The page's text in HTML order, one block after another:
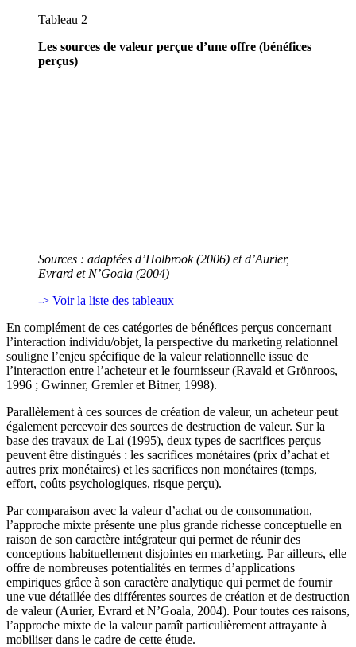
Tableau 2
Les sources de valeur perçue d’une offre (bénéfices
perçus)
Sources : adaptées d’Holbrook (2006) et d’Aurier,
Evrard et N’Goala (2004)
-> Voir la liste des tableaux
En complément de ces catégories de bénéfices perçus concernant
l’interaction individu/objet, la perspective du marketing relationnel
souligne l’enjeu spécifique de la valeur relationnelle issue de
l’interaction entre l’acheteur et le fournisseur (Ravald et Grönroos,
1996 ; Gwinner, Gremler et Bitner, 1998).
Parallèlement à ces sources de création de valeur, un acheteur peut
également percevoir des sources de destruction de valeur. Sur la
base des travaux de Lai (1995), deux types de sacrifices perçus
peuvent être distingués : les sacrifices monétaires (prix d’achat et
autres prix monétaires) et les sacrifices non monétaires (temps,
effort, coûts psychologiques, risque perçu).
Par comparaison avec la valeur d’achat ou de consommation,
l’approche mixte présente une plus grande richesse conceptuelle en
raison de son caractère intégrateur qui permet de réunir des
conceptions habituellement disjointes en marketing. Par ailleurs, elle
offre de nombreuses potentialités en termes d’applications
empiriques grâce à son caractère analytique qui permet de fournir
une vue détaillée des différentes sources de création et de destruction
de valeur (Aurier, Evrard et N’Goala, 2004). Pour toutes ces raisons,
l’approche mixte de la valeur paraît particulièrement attrayante à
mobiliser dans le cadre de cette étude.